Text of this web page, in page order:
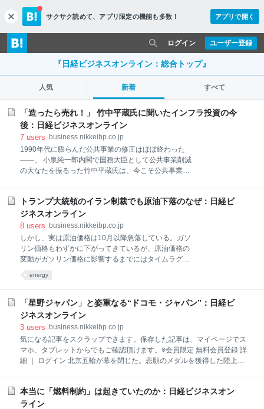
c
l
o
s
サクサク読めて、 アプリ限定の機能も多数！ アプリで開く
ユーザー登録
ログイン
『日経ビジネスオンライン：総合トップ』
人気 新着 すべて
「造ったら売れ！」 竹中平蔵氏に聞いたインフラ投資の今
後：日経ビジネスオンライン
7 users business.nikkeibp.co.jp
1990年代に膨らんだ公共事業の修正はほぼ終わった
――。 小泉純一郎内閣で国務大臣として公共事業削減
の大なたを振るった竹中平蔵氏は、今こそ公共事業に
所有権を保有したまま、公共施設の運営権を民間事業
者に譲渡する方式）の売却益を公共事業に充てるとい
う持論を展開した。 疲弊する地方や建設業の将来につ
いての意見も聞いた。 （聞き手は日経コンストラクシ
ョン編集長、畠中 克弘＝肩書きは当時）
トランプ大統領のイラン制裁でも原油下落のなぜ：日経ビ
ジネスオンライン
8 users business.nikkeibp.co.jp
しかし、実は原油価格は10月以降急落している。ガソ
リン価格もわずかに下がってきているが、原油価格の
変動がガソリン価格に影響するまでにはタイムラグが
で、原油価格の影響に気付きにくい構造になってい
ト・テキサス・インターミディエート）は瞬間的に1
バレル60ドルを割り込んだ。原油価格は2017年春頃か
ら1年半ほど上昇トレンドが続いていた。今回の急落
とを意味する。 これまでの原油価格上昇トレンドの主
な原因は、2017年1月に始まったOPEC（石油輸出国
機構）とOPEC非加盟産油国による協調減産によるも
2017年6月の1バレル42ドルを底値として、今年10月
上旬には1.8倍の76ドルまで上昇した。それ
energy
「星野ジャパン」と姿重なる“ドコモ・ジャパン”：日経ビ
ジネスオンライン
3 users business.nikkeibp.co.jp
気になる記事をスクラップできます。保存した記事は、マイページでス
マホ、タブレットからでもご確認頂けます。※会員限定 無料会員登録 詳
細 ｜ ログイン 北京五輪が幕を閉じた。悲願のメダルを獲得した陸上の
方、本来の力を発揮することなくメダルを逃した野球の日本チームの結
果には、特に応援していただけに残念だった。 この野球で際立ったの
本当に「燃料制約」は起きていたのか：日経ビジネスオン
ライン